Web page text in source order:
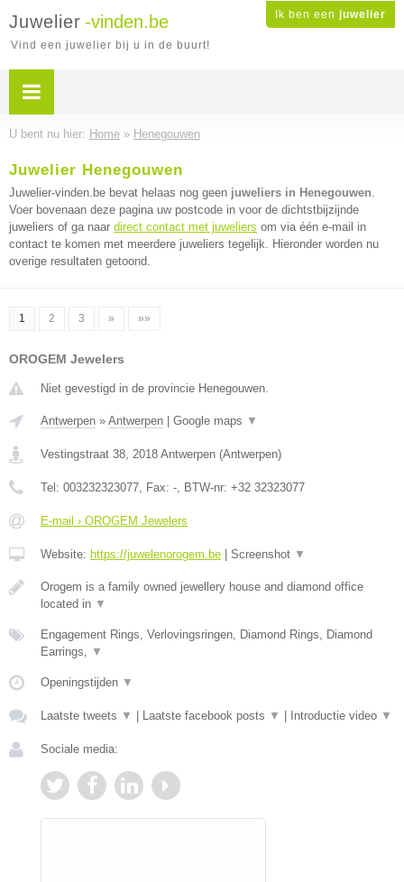
Ik ben een juwelier
Juwelier -vinden.be
Vind een juwelier bij u in de buurt!
U bent nu hier: Home » Henegouwen
Juwelier Henegouwen
Juwelier-vinden.be bevat helaas nog geen juweliers in Henegouwen.
Voer bovenaan deze pagina uw postcode in voor de dichtstbijzijnde
juweliers of ga naar direct contact met juweliers om via één e-mail in
contact te komen met meerdere juweliers tegelijk. Hieronder worden nu
overige resultaten getoond.
1 2 3 » »»
OROGEM Jewelers
Niet gevestigd in de provincie Henegouwen.
Antwerpen » Antwerpen Google maps ▼
Vestingstraat 38, 2018 Antwerpen (Antwerpen)
Tel: 003232323077, Fax: -, BTW-nr: +32 32323077
E-mail › OROGEM Jewelers
Website: https://juwelenorogem.be Screenshot ▼
Orogem is a family owned jewellery house and diamond office
located in ▼
Engagement Rings, Verlovingsringen, Diamond Rings, Diamond
Earrings, ▼
Openingstijden ▼
Laatste tweets ▼ Laatste facebook posts ▼ Introductie video ▼
Sociale media: